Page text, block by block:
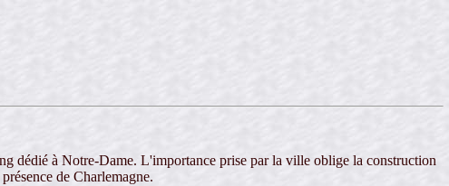
dédié à Notre-Dame. L'importance prise par la ville oblige la construction
de Charlemagne.